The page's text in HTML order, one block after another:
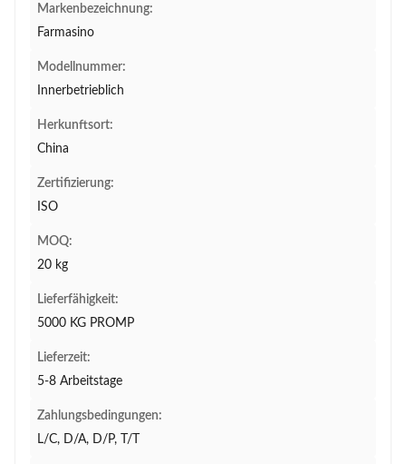
Markenbezeichnung:
Farmasino
Modellnummer:
Innerbetrieblich
Herkunftsort:
China
Zertifizierung:
ISO
MOQ:
20 kg
Lieferfähigkeit:
5000 KG PROMP
Lieferzeit:
5-8 Arbeitstage
Zahlungsbedingungen:
L/C, D/A, D/P, T/T